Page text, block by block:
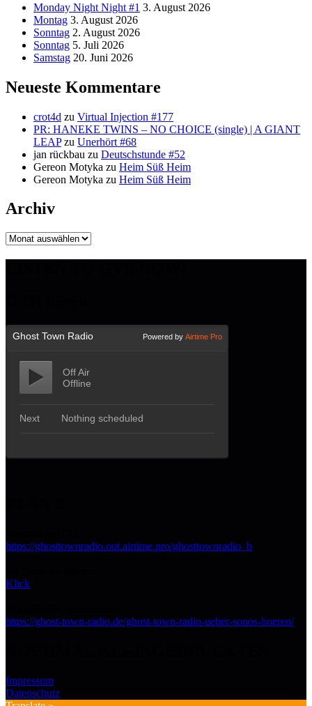
Monday Night Night #1 3. August 2026
Montag 3. August 2026
Sonntag 2. August 2026
Sonntag 5. Juli 2026
Samstag 20. Juni 2026
Neueste Kommentare
crot4d zu Virtual Injection #177
PR: HANEKE TWINS – NO CHOICE (single) | A GIANT
LEAPzu Unerhört #68
jan rückbau zu Deutschstunde #52
Gereon Motyka zu Heim Süß Heim
Gereon Motyka zu Heim Süß Heim
Archiv
Archiv
https://ghosttownradio.out.airtime.pro/ghosttownradio_b
Klick
https://ghost-town-radio.de/ghost-town-radio-ueber-sonos-hoeren/
Impressum
Datenschutz